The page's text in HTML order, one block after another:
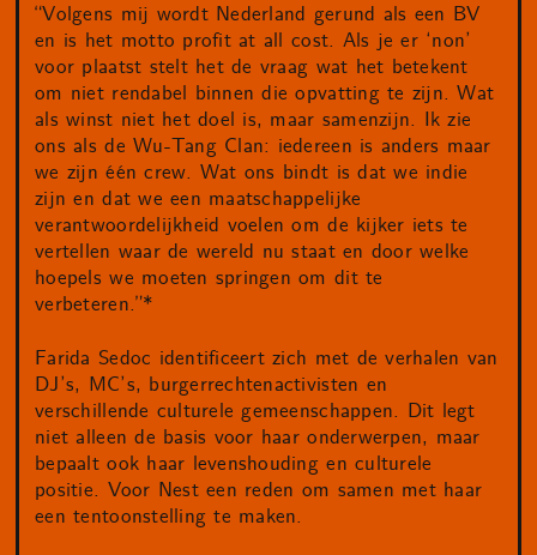
“Volgens mij wordt Nederland gerund als een BV
en is het motto profit at all cost. Als je er ‘non’
voor plaatst stelt het de vraag wat het betekent
om niet rendabel binnen die opvatting te zijn. Wat
als winst niet het doel is, maar samenzijn. Ik zie
ons als de Wu-Tang Clan: iedereen is anders maar
we zijn één crew. Wat ons bindt is dat we indie
zijn en dat we een maatschappelijke
verantwoordelijkheid voelen om de kijker iets te
vertellen waar de wereld nu staat en door welke
hoepels we moeten springen om dit te
verbeteren.”*
Farida Sedoc identificeert zich met de verhalen van
DJ’s, MC’s, burgerrechtenactivisten en
verschillende culturele gemeenschappen. Dit legt
niet alleen de basis voor haar onderwerpen, maar
bepaalt ook haar levenshouding en culturele
positie. Voor Nest een reden om samen met haar
een tentoonstelling te maken.